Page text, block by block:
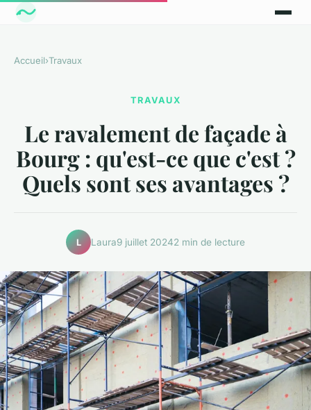
Accueil›Travaux
TRAVAUX
Le ravalement de façade à
Bourg : qu'est-ce que c'est ?
Quels sont ses avantages ?
L Laura9 juillet 20242 min de lecture